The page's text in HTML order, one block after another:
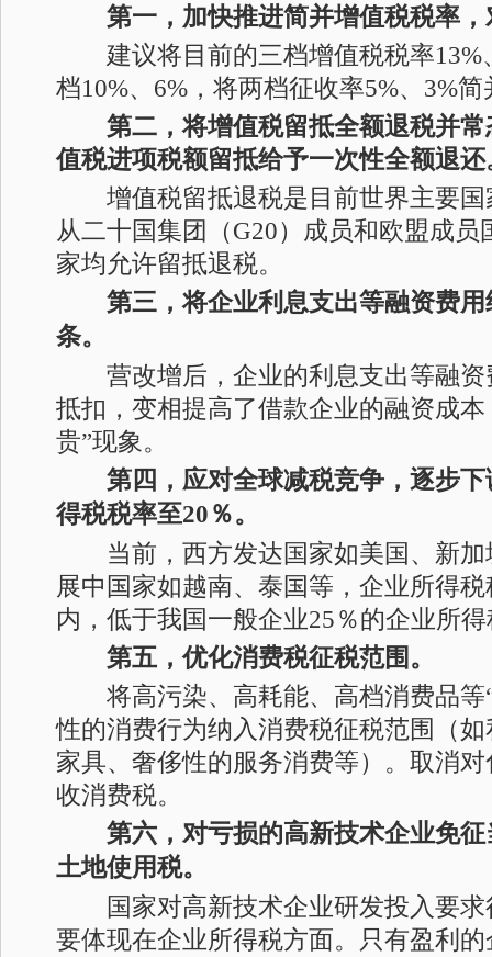
第一，加快推进简并增值税税率
建议将目前的三档增值税税率13%
档10%、6%，将两档征收率5%、3%
第二，将增值税留抵全额退税并常
值税进项税额留抵给予一次性全额退还
增值税留抵退税是目前世界主要国
从二十国集团（G20）成员和欧盟成员
家均允许留抵退税。
第三，将企业利息支出等融资费用
条。
营改增后，企业的利息支出等融资
抵扣，变相提高了借款企业的融资成
贵”现象。
第四，应对全球减税竞争，逐步下
得税税率至20％。
当前，西方发达国家如美国、新加
展中国家如越南、泰国等，企业所得
内，低于我国一般企业25％的企业所
第五，优化消费税征税范围。
将高污染、高耗能、高档消费品等
性的消费行为纳入消费税征税范围（
家具、奢侈性的服务消费等）。取消
收消费税。
第六，对亏损的高新技术企业免征
土地使用税。
国家对高新技术企业研发投入要求
要体现在企业所得税方面。只有盈利